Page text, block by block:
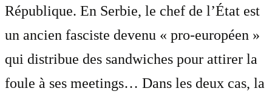
République. En Serbie, le chef de l’État est
un ancien fasciste devenu « pro-européen »
qui distribue des sandwiches pour attirer la
foule à ses meetings… Dans les deux cas, la